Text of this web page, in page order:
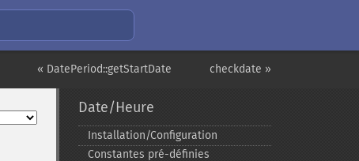
checkdate »
« DatePeriod::getStartDate
Date/Heure
Installation/Configuration
Constantes pré-​définies